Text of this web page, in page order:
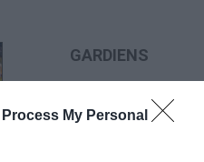
My Personal
GARDIENS